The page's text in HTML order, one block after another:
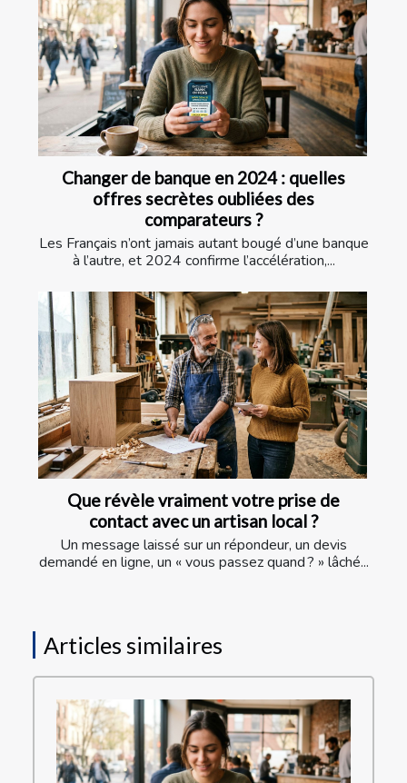
Changer de banque en 2024 : quelles
offres secrètes oubliées des
comparateurs ?
Les Français n’ont jamais autant bougé d’une banque
à l’autre, et 2024 confirme l’accélération,...
Que révèle vraiment votre prise de
contact avec un artisan local ?
Un message laissé sur un répondeur, un devis
demandé en ligne, un « vous passez quand ? » lâché...
Articles similaires